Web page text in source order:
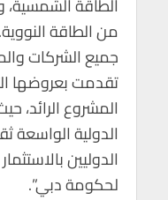
من الطاقة
جميع الشركات
تقدمت بعروضها
المشروع
الدولية الواسعة
الدوليين
لحكومة دبي”.